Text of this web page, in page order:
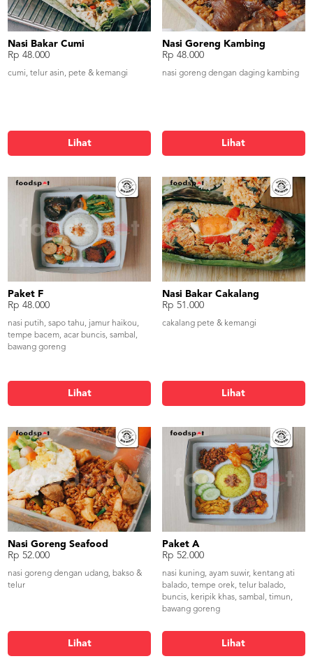
Nasi Bakar Cumi
Rp 48.000
cumi, telur asin, pete & kemangi
Lihat
Nasi Goreng Kambing
Rp 48.000
nasi goreng dengan daging kambing
Lihat
Paket F
Rp 48.000
nasi putih, sapo tahu, jamur haikou,
tempe bacem, acar buncis, sambal,
bawang goreng
Lihat
Nasi Bakar Cakalang
Rp 51.000
cakalang pete & kemangi
Lihat
Nasi Goreng Seafood
Rp 52.000
nasi goreng dengan udang, bakso &
telur
Lihat
Paket A
Rp 52.000
nasi kuning, ayam suwir, kentang ati
balado, tempe orek, telur balado,
buncis, keripik khas, sambal, timun,
bawang goreng
Lihat